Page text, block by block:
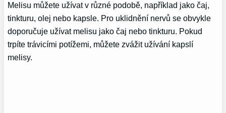
Melisu můžete užívat v různé podobě, například jako čaj,
tinkturu, olej nebo kapsle. Pro uklidnění nervů se obvykle
doporučuje užívat melisu jako čaj nebo tinkturu. Pokud
trpíte trávicími potížemi, můžete zvážit užívání kapslí
melisy.